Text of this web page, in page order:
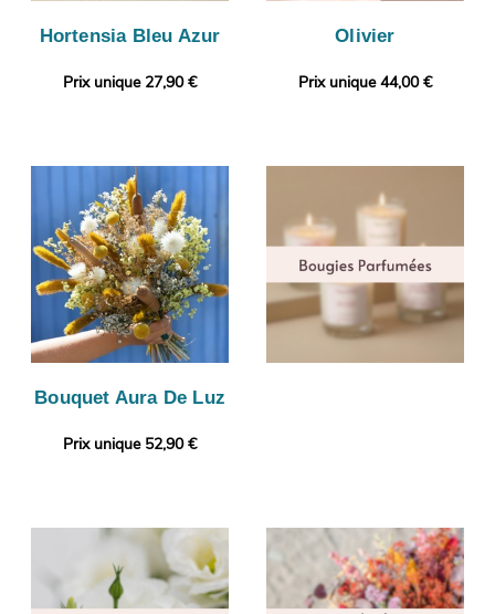
Hortensia Bleu Azur
Prix unique 27,90 €
Olivier
Prix unique 44,00 €
Bouquet Aura De Luz
Prix unique 52,90 €